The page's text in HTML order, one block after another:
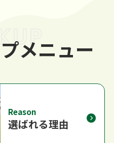
メニュー
Reason
選ばれる理由